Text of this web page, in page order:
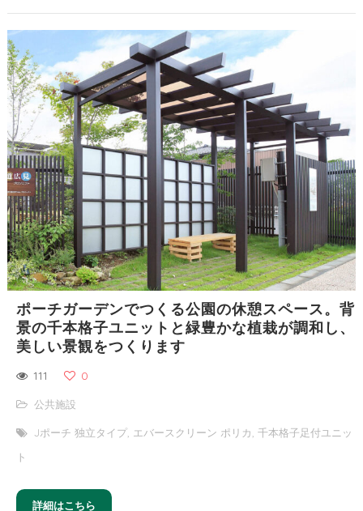
ポーチガーデンでつくる公園の休憩スペース。背
景の千本格子ユニットと緑豊かな植栽が調和し、
美しい景観をつくります
111 0
公共施設
Jポーチ 独立タイプ, エバースクリーン ポリカ, 千本格子足付ユニッ
ト
詳細はこちら